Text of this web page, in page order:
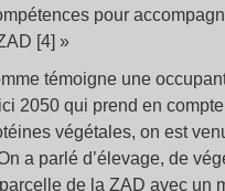
pour
[4] »
témoigne une
2050 qui prend en
végétales, on est
a parlé d’élevage, de
de la ZAD avec un